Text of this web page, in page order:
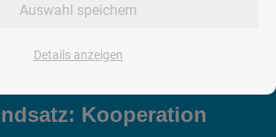
Kooperation
Auswahl speichern
Details anzeigen